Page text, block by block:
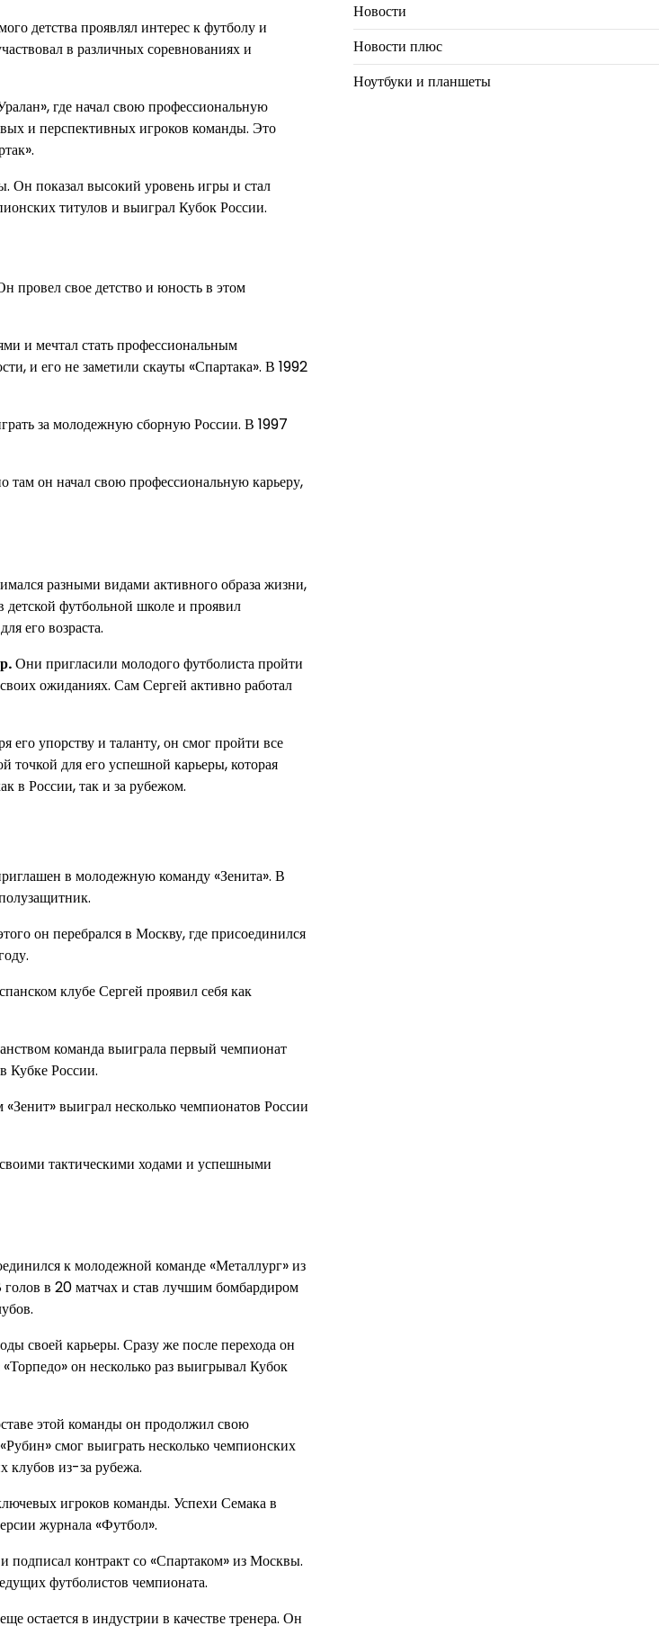
детства проявлял интерес к футболу и
в различных соревнованиях и
где начал свою профессиональную
и перспективных игроков команды. Это
Он показал высокий уровень игры и стал
титулов и выиграл Кубок России.
провел свое детство и юность в этом
и мечтал стать профессиональным
и его не заметили скауты «Спартака». В 1992
за молодежную сборную России. В 1997
он начал свою профессиональную карьеру,
разными видами активного образа жизни,
детской футбольной школе и проявил
его возраста.
Они пригласили молодого футболиста пройти
ожиданиях. Сам Сергей активно работал
упорству и таланту, он смог пройти все
точкой для его успешной карьеры, которая
в России, так и за рубежом.
в молодежную команду «Зенита». В
он перебрался в Москву, где присоединился
клубе Сергей проявил себя как
команда выиграла первый чемпионат
Кубке России.
выиграл несколько чемпионатов России
тактическими ходами и успешными
к молодежной команде «Металлург» из
в 20 матчах и став лучшим бомбардиром
своей карьеры. Сразу же после перехода он
он несколько раз выигрывал Кубок
этой команды он продолжил свою
смог выиграть несколько чемпионских
клубов из-за рубежа.
игроков команды. Успехи Семака в
журнала «Футбол».
контракт со «Спартаком» из Москвы.
футболистов чемпионата.
остается в индустрии в качестве тренера. Он
Новости
Новости плюс
Ноутбуки и планшеты